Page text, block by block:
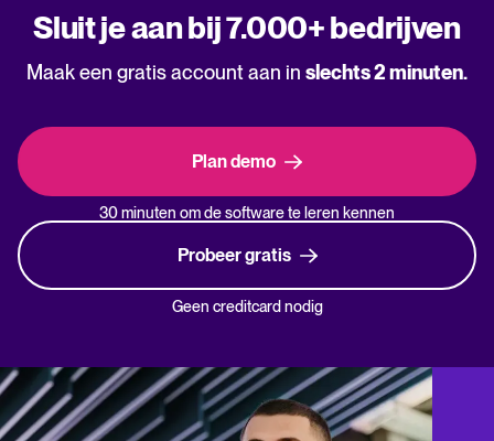
Sluit je aan bij 7.000+ bedrijven
Maak een gratis account aan in slechts 2 minuten.
Plan demo
30 minuten om de software te leren kennen
Probeer gratis
Geen creditcard nodig